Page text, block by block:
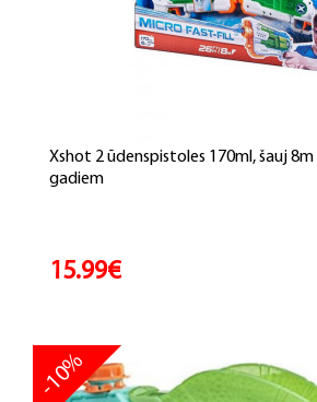
Xshot 2 ūdenspistoles 170ml, šauj
gadiem
15.99€
-10%